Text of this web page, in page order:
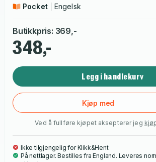
design for the redevelopment of Los
grand urban scale.
Pocket
Engelsk
Butikkpris: 369,-
348,-
Legg i handlekurv
Kjøp med
Ved å fullføre kjøpet aksepterer jeg
Ikke tilgjengelig for Klikk&Hent
På nettlager. Bestilles fra England. Leveres